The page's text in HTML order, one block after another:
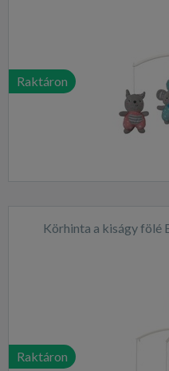
Raktáron
Körhinta a kiságy fölé
Raktáron